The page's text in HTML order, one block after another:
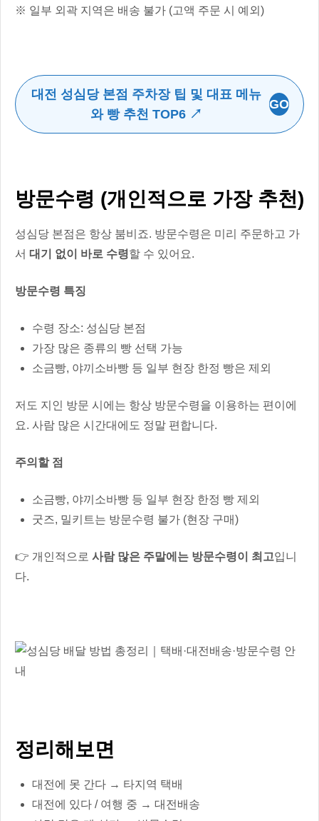
※ 일부 외곽 지역은 배송 불가 (고액 주문 시 예외)
대전 성심당 본점 주차장 팁 및 대표 메뉴
와 빵 추천 TOP6 ↗
GO
방문수령 (개인적으로 가장 추천)
성심당 본점은 항상 붐비죠. 방문수령은 미리 주문하고 가
서 대기 없이 바로 수령할 수 있어요.
방문수령 특징
수령 장소: 성심당 본점
가장 많은 종류의 빵 선택 가능
소금빵, 야끼소바빵 등 일부 현장 한정 빵은 제외
저도 지인 방문 시에는 항상 방문수령을 이용하는 편이에
요. 사람 많은 시간대에도 정말 편합니다.
주의할 점
소금빵, 야끼소바빵 등 일부 현장 한정 빵 제외
굿즈, 밀키트는 방문수령 불가 (현장 구매)
👉 개인적으로 사람 많은 주말에는 방문수령이 최고입니
다.
정리해보면
대전에 못 간다 → 타지역 택배
대전에 있다 / 여행 중 → 대전배송